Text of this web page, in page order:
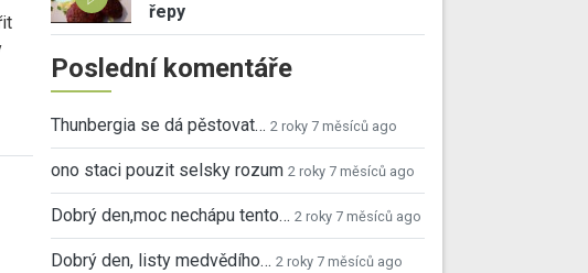
řepy
Poslední komentáře
Thunbergia se dá pěstovat… 2 roky 7 měsíců ago
ono staci pouzit selsky rozum 2 roky 7 měsíců ago
Dobrý den,moc nechápu tento… 2 roky 7 měsíců ago
Dobrý den, listy medvědího… 2 roky 7 měsíců ago